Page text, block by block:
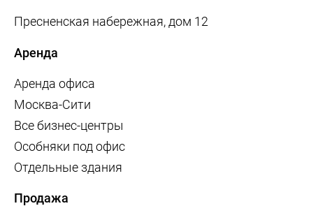
Пресненская набережная, дом 12
Аренда
Аренда офиса
Москва-Сити
Все бизнес-центры
Особняки под офис
Отдельные здания
Продажа